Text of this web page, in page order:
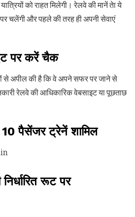
को राहत मिलेगी। रेलवे की मानें तेा ये
चलेंगी और पहले की तरह ही अपनी सेवाएं
पर करें चैक
से अपील की है कि वे अपने सफर पर जाने से
रेलवे की आधिकारिक वेबसाइट या पूछताछ
पैसेंजर ट्रेनें शामिल
रूट पर